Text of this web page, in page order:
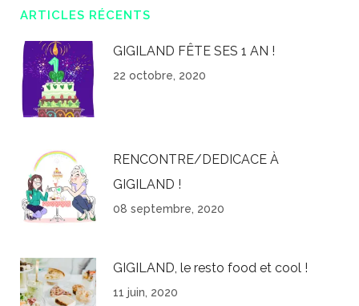
ARTICLES RÉCENTS
GIGILAND FÊTE SES 1 AN !
22 octobre, 2020
RENCONTRE/DEDICACE À
GIGILAND !
08 septembre, 2020
GIGILAND, le resto food et cool !
11 juin, 2020